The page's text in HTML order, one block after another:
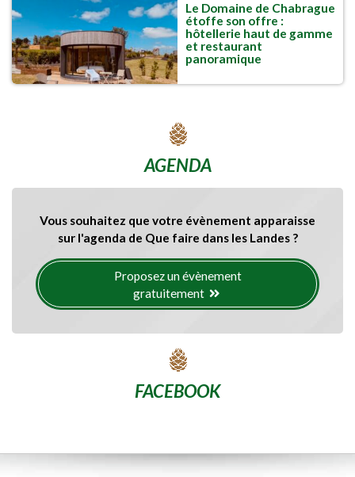
Le Domaine de Chabrague
étoffe son offre :
hôtellerie haut de gamme
et restaurant
panoramique
AGENDA
Vous souhaitez que votre évènement apparaisse
sur l'agenda de Que faire dans les Landes ?
Proposez un évènement
gratuitement
FACEBOOK